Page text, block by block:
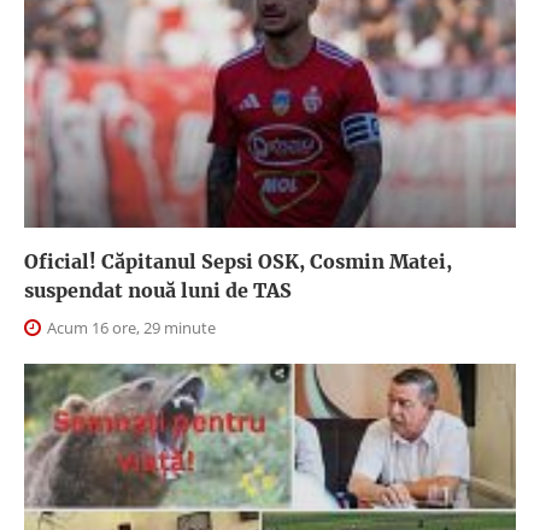
Oficial! Căpitanul Sepsi OSK, Cosmin Matei,
suspendat nouă luni de TAS
Acum 16 ore, 29 minute